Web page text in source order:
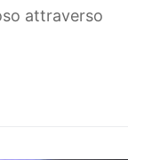
attraverso